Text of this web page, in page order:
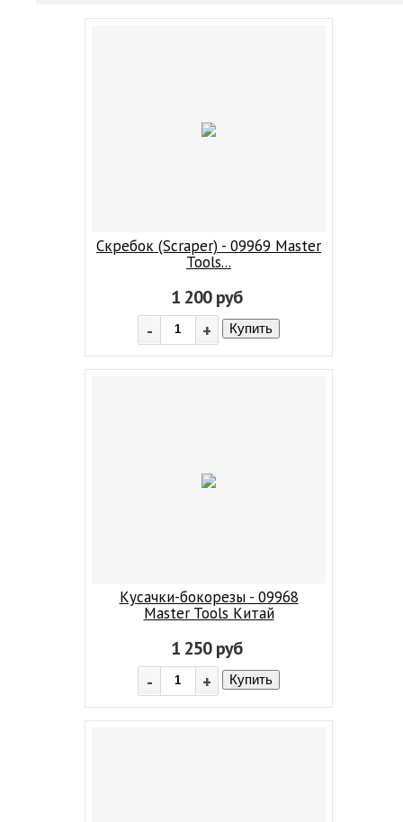
Скребок (Scraper) - 09969 Master
Tools...
1 200 руб
- + Купить
Кусачки-бокорезы - 09968
Master Tools Китай
1 250 руб
- + Купить